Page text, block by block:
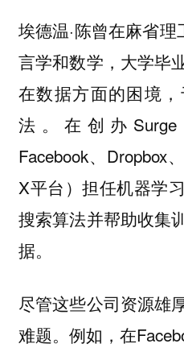
埃德温·陈曾在麻省
言学和数学，大学毕
在数据方面的困境
法。在创办
Facebook、Dropbox
X平台）担任机器学
搜索算法并帮助收集
据。
尽管这些公司资源雄
难题。 例如，在